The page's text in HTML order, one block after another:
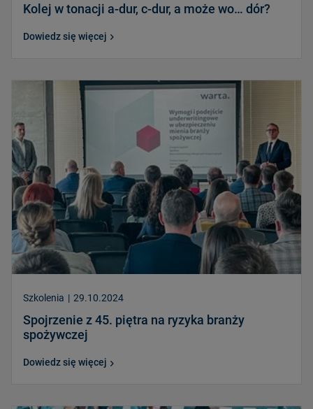
Kolej w tonacji a-dur, c-dur, a może wo… dór?
Dowiedz się więcej
Szkolenia | 29.10.2024
Spojrzenie z 45. piętra na ryzyka branży
spożywczej
Dowiedz się więcej